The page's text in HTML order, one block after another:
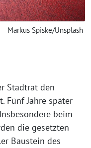
Markus Spiske/Unsplash
Stadtrat den
Fünf Jahre später
beim
die gesetzten
Baustein des